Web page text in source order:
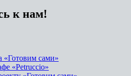
к нам!
«Готовим сами»
«Petruccio»